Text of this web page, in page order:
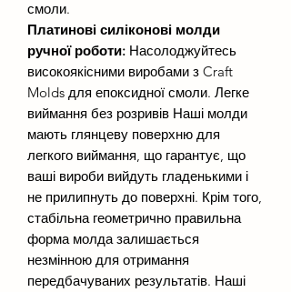
смоли.
Платинові силіконові молди
ручної роботи: Насолоджуйтесь
високоякісними виробами з Craft
Molds для епоксидної смоли. Легке
виймання без розривів Наші молди
мають глянцеву поверхню для
легкого виймання, що гарантує, що
ваші вироби вийдуть гладенькими і
не прилипнуть до поверхні. Крім того,
стабільна геометрично правильна
форма молда залишається
незмінною для отримання
передбачуваних результатів. Наші